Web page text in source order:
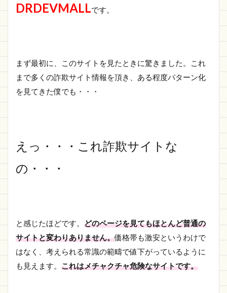
DRDEVMALLです。
まず最初に、このサイトを見たときに驚きました。これ
まで多くの詐欺サイト情報を頂き、ある程度パターン化
を見てきた僕でも・・・
えっ・・・これ詐欺サイトな
の・・・
と感じたほどです。 どのページを見てもほとんど普通の
サイトと変わりありません。価格帯も激安というわけで
はなく、考えられる常識の範疇で値下がっているように
も見えます。 これはメチャクチャ危険なサイトです。